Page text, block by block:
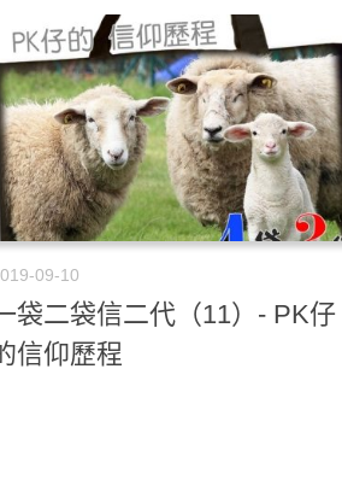
09-10
袋二袋信二代（11）- PK仔
信仰歷程